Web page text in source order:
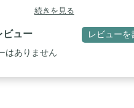
くります。 / 背骨を支える約30cm
体の動きにフィットします。 / 通
ュ素材を使っており、1年を通し
ことができます。 / 適応サイズ
重量:190g 材質:ナイロン、
続きを見る
ビュー レビューを
はありません